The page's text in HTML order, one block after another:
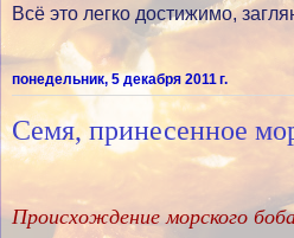
Всё это легко достижимо,
понедельник, 5 декабря 2011 г.
Семя, принесенное
Происхождение морского